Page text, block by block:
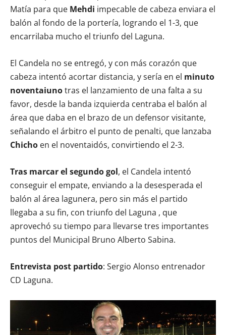
Matía para que Mehdi impecable de cabeza enviara el
balón al fondo de la portería, logrando el 1-3, que
encarrilaba mucho el triunfo del Laguna.
El Candela no se entregó, y con más corazón que
cabeza intentó acortar distancia, y sería en el minuto
noventaiunotras el lanzamiento de una falta a su
favor, desde la banda izquierda centraba el balón al
área que daba en el brazo de un defensor visitante,
señalando el árbitro el punto de penalti, que lanzaba
Chicho en el noventaidós, convirtiendo el 2-3.
Tras marcar el segundo gol, el Candela intentó
conseguir el empate, enviando a la desesperada el
balón al área lagunera, pero sin más el partido
llegaba a su fin, con triunfo del Laguna , que
aprovechó su tiempo para llevarse tres importantes
puntos del Municipal Bruno Alberto Sabina.
Entrevista post partido: Sergio Alonso entrenador
CD Laguna.